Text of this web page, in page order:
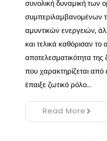
συνολική δυναμική των
συμπεριλαμβανομένων
αμυντικών ενεργειών,
και τελικά καθόρισαν
αποτελεσματικότητα
που χαρακτηρίζεται από
έπαιξε ζωτικό ρόλο…
Read More